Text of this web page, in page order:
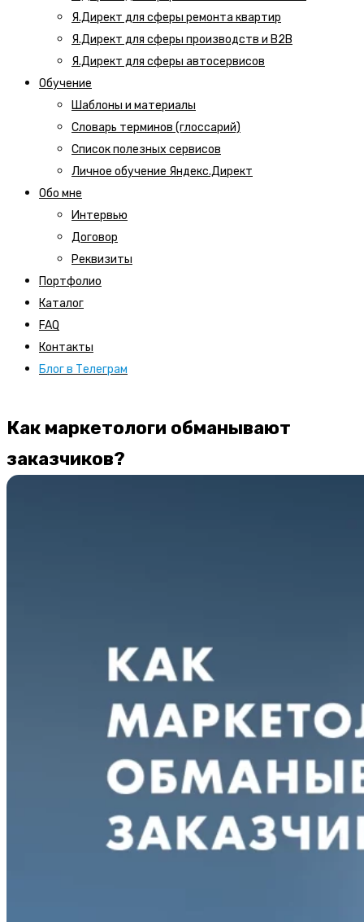
Я.Директ для сферы ремонта квартир
Я.Директ для сферы производств и B2B
Я.Директ для сферы автосервисов
Обучение
Шаблоны и материалы
Словарь терминов (глоссарий)
Список полезных сервисов
Личное обучение Яндекс.Директ
Обо мне
Интервью
Договор
Реквизиты
Портфолио
Каталог
FAQ
Контакты
Блог в Телеграм
Как маркетологи обманывают
заказчиков?